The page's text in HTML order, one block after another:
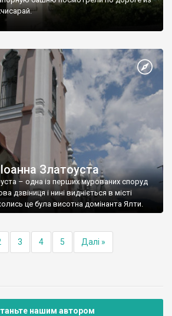
Златоуста
– одна із перших мурованих споруд
дзвіниця і нині видніється в місті
це була висотна домінанта Ялти.
3 4 5 Далі »
нашим автором